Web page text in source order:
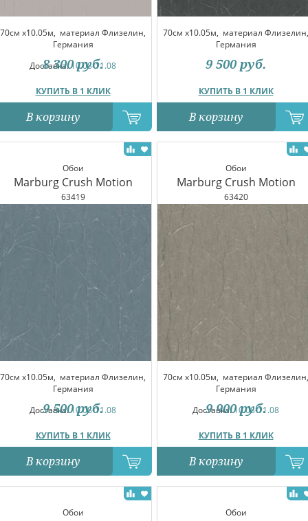
70см x10.05м, материал Флизелин,
Германия
Доставка:10.08-11.08
КУПИТЬ В 1 КЛИК
8 300 руб.
В корзину
70см x10.05м, материал Флизелин,
Германия
КУПИТЬ В 1 КЛИК
9 500 руб.
В корзину
Обои
Marburg Crush Motion
63419
70см x10.05м, материал Флизелин,
Германия
Доставка:10.08-11.08
КУПИТЬ В 1 КЛИК
9 500 руб.
В корзину
Обои
Marburg Crush Motion
63420
70см x10.05м, материал Флизелин,
Германия
Доставка:10.08-11.08
КУПИТЬ В 1 КЛИК
9 900 руб.
В корзину
Обои Обои